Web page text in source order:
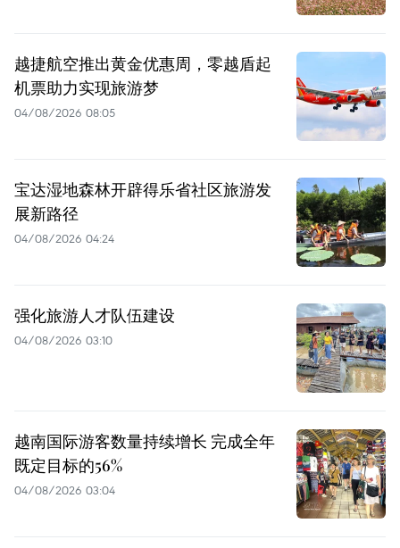
越捷航空推出黄金优惠周，零越盾起
机票助力实现旅游梦
04/08/2026 08:05
宝达湿地森林开辟得乐省社区旅游发
展新路径
04/08/2026 04:24
强化旅游人才队伍建设
04/08/2026 03:10
越南国际游客数量持续增长 完成全年
既定目标的56%
04/08/2026 03:04